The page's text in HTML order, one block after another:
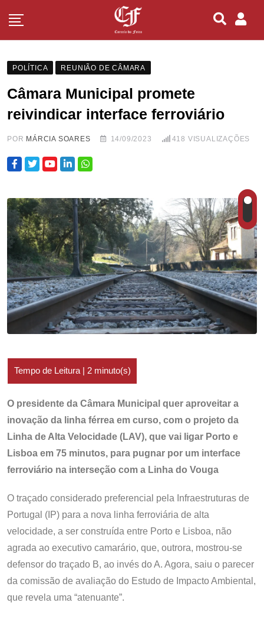
POLÍTICA REUNIÃO DE CÂMARA
Câmara Municipal promete
reivindicar interface ferroviário
POR MÁRCIA SOARES 14/09/2023 418 VISUALIZAÇÕES
O presidente da Câmara Municipal quer aproveitar a
inovação da linha férrea em curso, com o projeto da
Linha de Alta Velocidade (LAV), que vai ligar Porto e
Lisboa em 75 minutos, para pugnar por um interface
ferroviário na interseção com a Linha do Vouga
O traçado considerado preferencial pela Infraestruturas de
Portugal (IP) para a nova linha ferroviária de alta
velocidade, a ser construída entre Porto e Lisboa, não
agrada ao executivo camarário, que, outrora, mostrou-se
defensor do traçado B, ao invés do A. Agora, saiu o parecer
da comissão de avaliação do Estudo de Impacto Ambiental,
que revela uma “atenuante”.